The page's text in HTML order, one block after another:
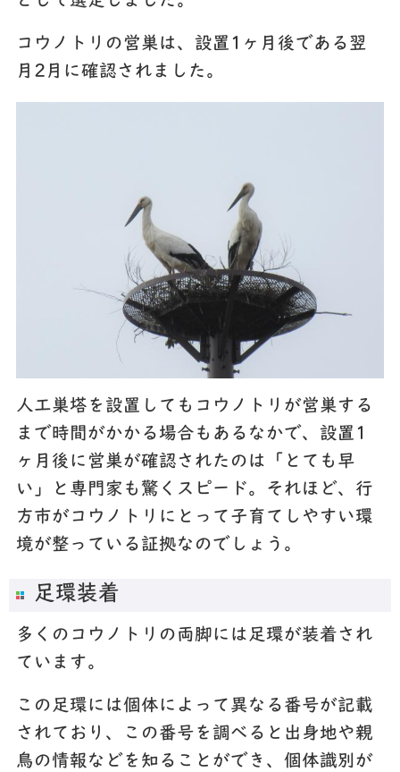
コウノトリの営巣は、設置1ヶ月後である翌
月2月に確認されました。
人工巣塔を設置してもコウノトリが営巣する
まで時間がかかる場合もあるなかで、設置1
ヶ月後に営巣が確認されたのは「とても早
い」と専門家も驚くスピード。それほど、行
方市がコウノトリにとって子育てしやすい環
境が整っている証拠なのでしょう。
足環装着
多くのコウノトリの両脚には足環が装着され
ています。
この足環には個体によって異なる番号が記載
されており、この番号を調べると出身地や親
鳥の情報などを知ることができ、個体識別が